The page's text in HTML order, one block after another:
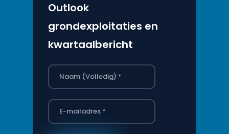
Outlook
grondexploitaties en
kwartaalbericht